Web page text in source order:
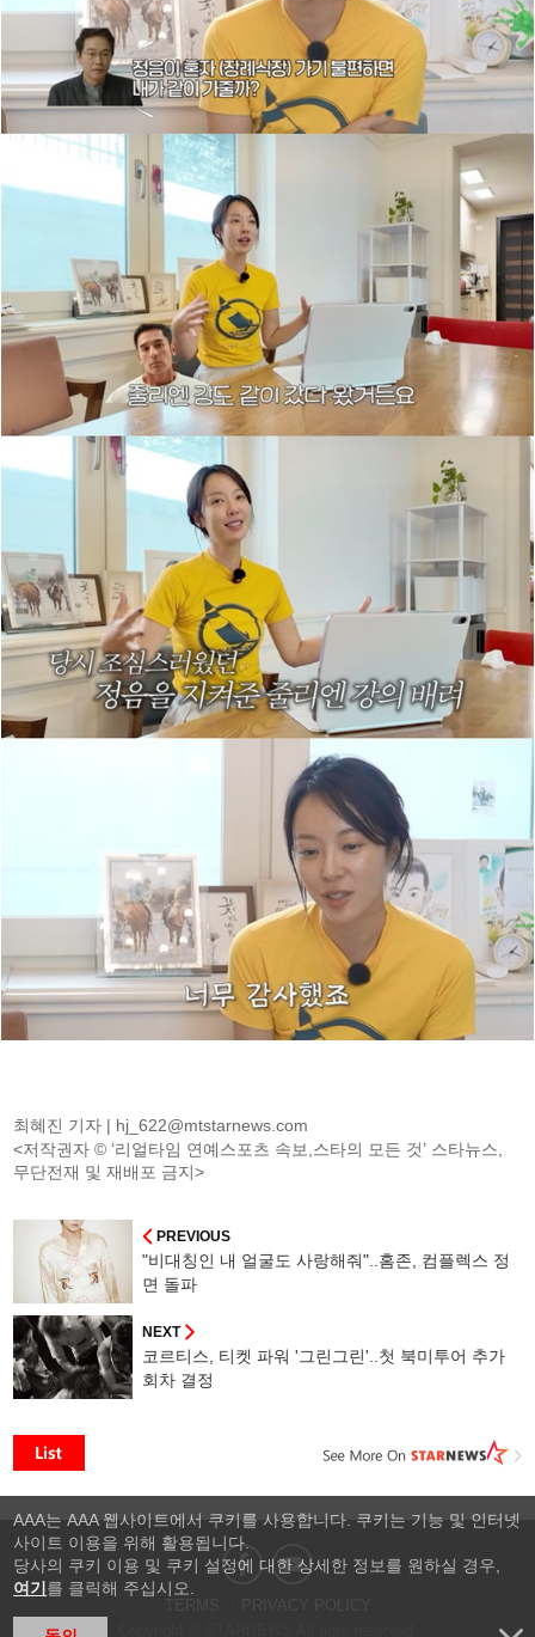
최혜진 기자 | hj_622@mtstarnews.com
<저작권자 © ‘리얼타임 연예스포츠 속보,스타의 모든 것’ 스타뉴스,
무단전재 및 재배포 금지>
PREVIOUS
"비대칭인 내 얼굴도 사랑해줘"..홈존, 컴플렉스 정
면 돌파
NEXT
코르티스, 티켓 파워 '그린그린'..첫 북미투어 추가
회차 결정
AAA는 AAA 웹사이트에서 쿠키를 사용합니다. 쿠키는 기능 및 인터넷
사이트 이용을 위해 활용됩니다.
당사의 쿠키 이용 및 쿠키 설정에 대한 상세한 정보를 원하실 경우,
여기 를 클릭해 주십시오.